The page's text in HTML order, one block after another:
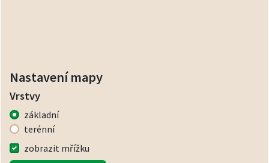
Nastavení mapy
Vrstvy
základní
terénní
zobrazit mřížku